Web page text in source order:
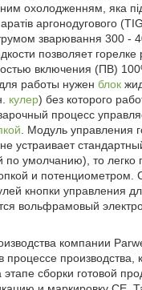
охолодженням, яка
аргонодугового
зварювання 300 -
позволяет горелке
включения (ПВ)
работы нужен блок
кулер) без которого
процесс
. Модуль управления
устраивает
по умолчанию), то легко
и потенциометром.
кнопки управления
вольфрамовый
компании
процессе производства,
этапе сборки готовой